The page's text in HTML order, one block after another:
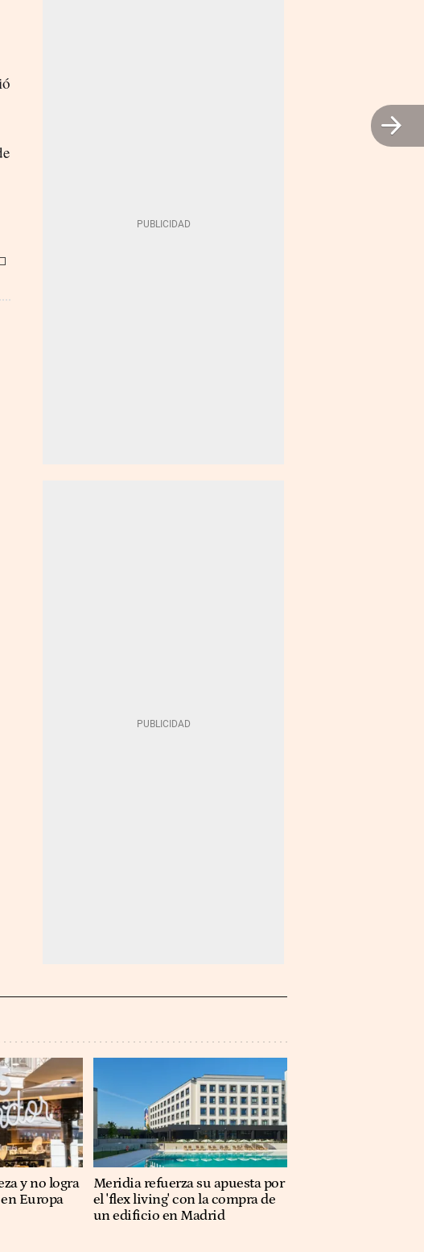
y no logra
Europa
Meridia refuerza su apuesta por
el 'flex living' con la compra de
un edificio en Madrid